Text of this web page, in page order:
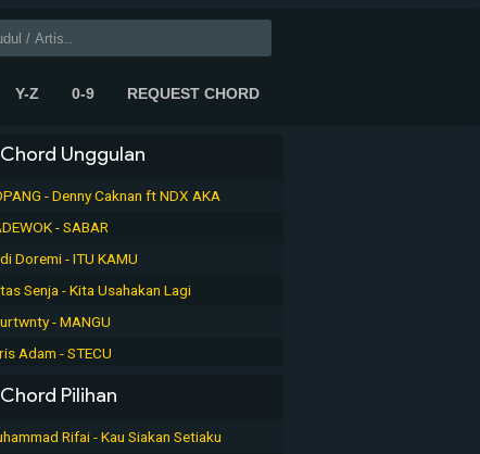
Y-Z 0-9 REQUEST CHORD
Chord Unggulan
- Denny Caknan ft NDX AKA
- SABAR
Doremi - ITU KAMU
Senja - Kita Usahakan Lagi
- MANGU
Adam - STECU
Chord Pilihan
Rifai - Kau Siakan Setiaku